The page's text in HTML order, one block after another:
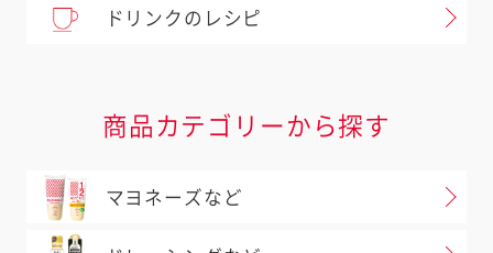
ドリンクのレシピ
商品カテゴリーから探す
マヨネーズなど